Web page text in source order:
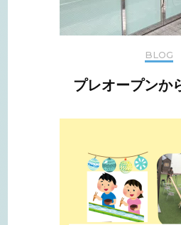
BLOG
プレオープンか